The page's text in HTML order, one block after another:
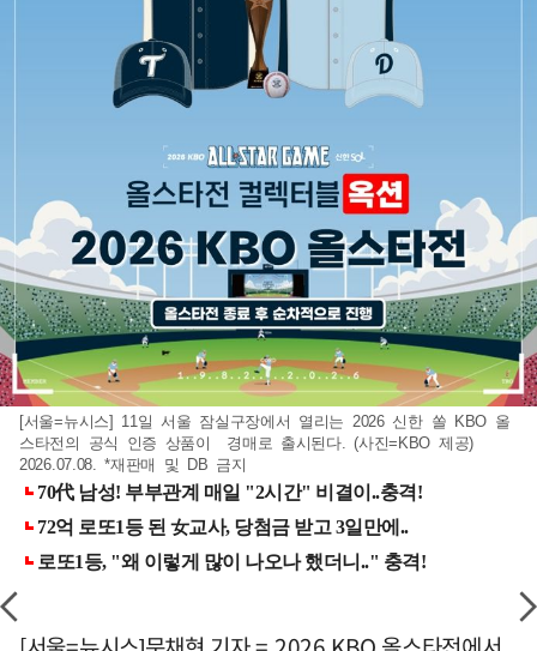
[서울=뉴시스] 11일 서울 잠실구장에서 열리는 2026 신한 쏠 KBO 올
스타전의 공식 인증 상품이 경매로 출시된다. (사진=KBO 제공)
2026.07.08. *재판매 및 DB 금지